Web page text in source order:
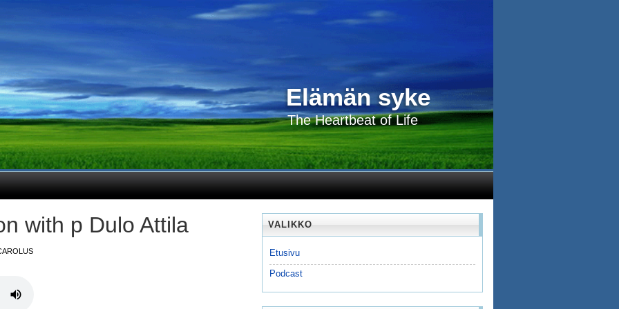
Elämän syke
The Heartbeat of Life
with p Dulo Attila VALIKKO
Etusivu
Podcast